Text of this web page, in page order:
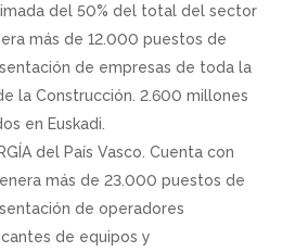
del 50% del total del sector
más de 12.000 puestos de
de empresas de toda la
la Construcción. 2.600 millones
en Euskadi.
del País Vasco. Cuenta con
más de 23.000 puestos de
de operadores
de equipos y